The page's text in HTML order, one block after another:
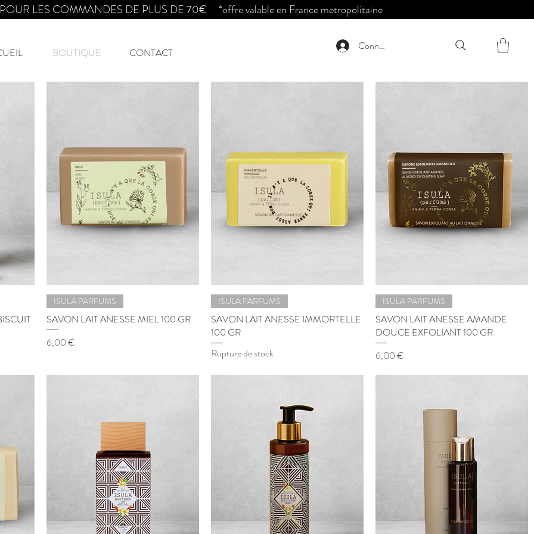
LES COMMANDES DE PLUS DE 70€ *offre valable en France metropolitaine
BOUTIQUE CONTACT
Connexion
ISULA PARFUMS
SAVON LAIT ANESSE MIEL 100 GR
Prix
6,00 €
ISULA PARFUMS
SAVON LAIT ANESSE IMMORTELLE
100 GR
Rupture de stock
ISULA PARFUMS
SAVON LAIT ANESSE AMANDE
DOUCE EXFOLIANT 100 GR
Prix
6,00 €